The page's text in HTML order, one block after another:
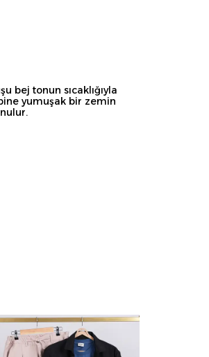
tonun sıcaklığıyla
yumuşak bir zemin